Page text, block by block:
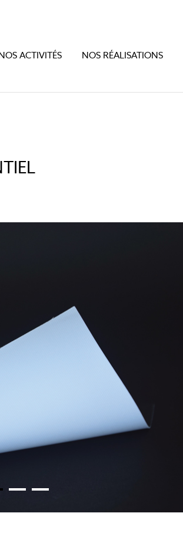
ACTIVITÉS NOS RÉALISATIONS